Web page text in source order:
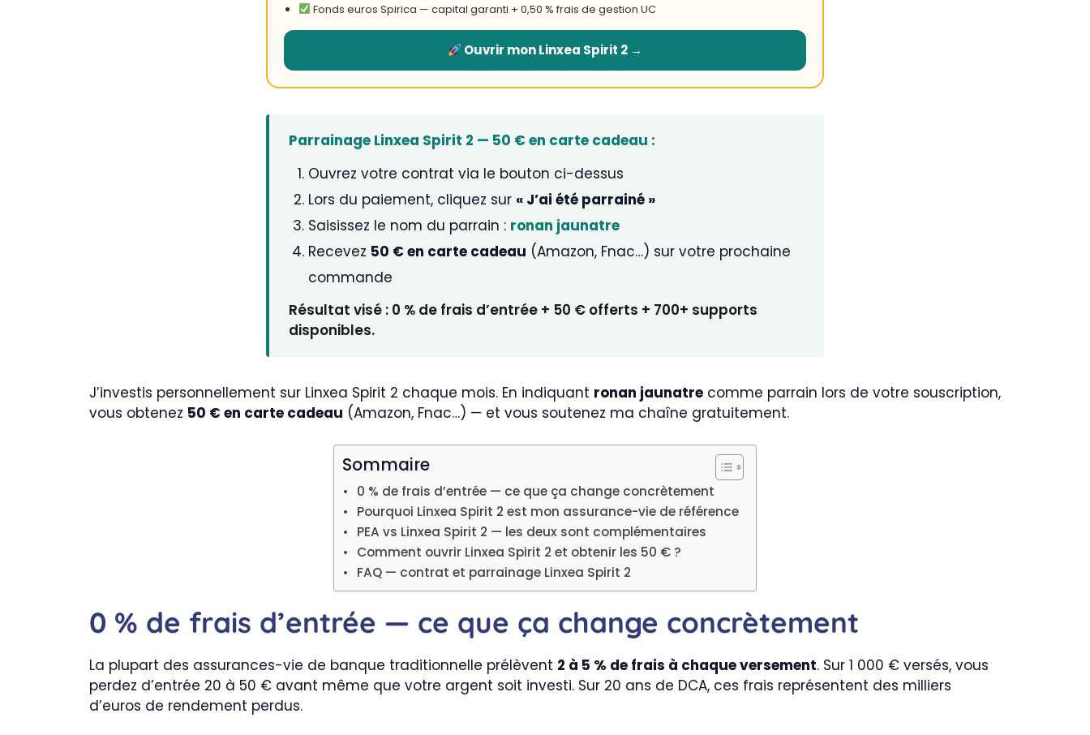
Fonds euros Spirica — capital garanti + 0,50 % frais de gestion UC
Ouvrir mon Linxea Spirit 2 →
Parrainage Linxea Spirit 2 — 50 € en carte cadeau :
Ouvrez votre contrat via le bouton ci-dessus
Lors du paiement, cliquez sur « J’ai été parrainé »
Saisissez le nom du parrain : ronan jaunatre
Recevez 50 € en carte cadeau (Amazon, Fnac…) sur votre prochaine
commande
Résultat visé : 0 % de frais d’entrée + 50 € offerts + 700+ supports
disponibles.
J’investis personnellement sur Linxea Spirit 2 chaque mois. En indiquant ronan jaunatrecomme parrain lors de votre souscription,
vous obtenez 50 € en carte cadeau (Amazon, Fnac…) — et vous soutenez ma chaîne gratuitement.
Sommaire
0 % de frais d’entrée — ce que ça change concrètement
Pourquoi Linxea Spirit 2 est mon assurance-vie de référence
PEA vs Linxea Spirit 2 — les deux sont complémentaires
Comment ouvrir Linxea Spirit 2 et obtenir les 50 € ?
FAQ — contrat et parrainage Linxea Spirit 2
0 % de frais d’entrée — ce que ça change concrètement
La plupart des assurances-vie de banque traditionnelle prélèvent 2 à 5 % de frais à chaque versement. Sur 1 000 € versés, vous
perdez d’entrée 20 à 50 € avant même que votre argent soit investi. Sur 20 ans de DCA, ces frais représentent des milliers
d’euros de rendement perdus.